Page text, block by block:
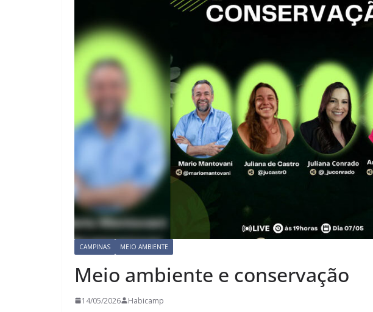
CAMPINAS MEIO AMBIENTE
Meio ambiente e conservação
14/05/2026 Habicamp